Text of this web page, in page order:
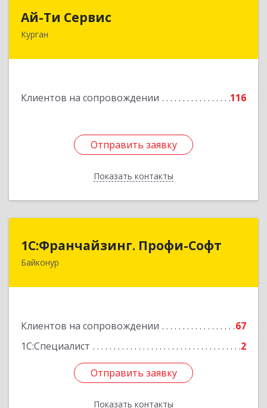
Ай-Ти Сервис
Курган
Клиентов на сопровождении 116
Отправить заявку
Показать контакты
Отправить заявку
Назад
1С:Франчайзинг. Профи-Софт
Байконур
Клиентов на сопровождении
67
1С:Специалист
2
Отправить заявку
Показать контакты
1С:Франчайзинг. Профи-Софт
468320, Байконур г, Ленина ул, дом № 10,
Отправить заявку
Назад